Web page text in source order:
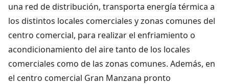
una red de distribución, transporta energía térmica a
los distintos locales comerciales y zonas comunes del
centro comercial, para realizar el enfriamiento o
acondicionamiento del aire tanto de los locales
comerciales como de las zonas comunes. Además, en
el centro comercial Gran Manzana pronto